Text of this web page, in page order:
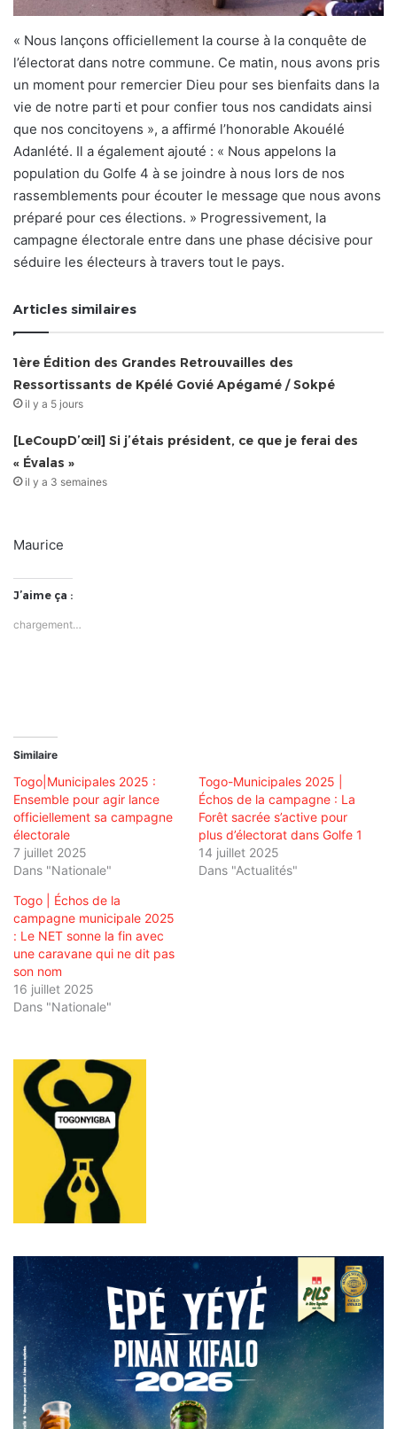
« Nous lançons officiellement la course à la conquête de
l’électorat dans notre commune. Ce matin, nous avons pris
un moment pour remercier Dieu pour ses bienfaits dans la
vie de notre parti et pour confier tous nos candidats ainsi
que nos concitoyens », a affirmé l’honorable Akouélé
Adanlété. Il a également ajouté : « Nous appelons la
population du Golfe 4 à se joindre à nous lors de nos
rassemblements pour écouter le message que nous avons
préparé pour ces élections. » Progressivement, la
campagne électorale entre dans une phase décisive pour
séduire les électeurs à travers tout le pays.
Articles similaires
1ère Édition des Grandes Retrouvailles des
Ressortissants de Kpélé Govié Apégamé / Sokpé
il y a 5 jours
[LeCoupD’œil] Si j’étais président, ce que je ferai des
« Évalas »
il y a 3 semaines
Maurice
J’aime ça :
chargement…
Similaire
Togo|Municipales 2025 :
Ensemble pour agir lance
officiellement sa campagne
électorale
7 juillet 2025
Dans "Nationale"
Togo-Municipales 2025 |
Échos de la campagne : La
Forêt sacrée s’active pour
plus d’électorat dans Golfe 1
14 juillet 2025
Dans "Actualités"
Togo | Échos de la
campagne municipale 2025
: Le NET sonne la fin avec
une caravane qui ne dit pas
son nom
16 juillet 2025
Dans "Nationale"